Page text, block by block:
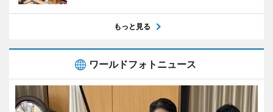
もっと見る
ワールドフォトニュース